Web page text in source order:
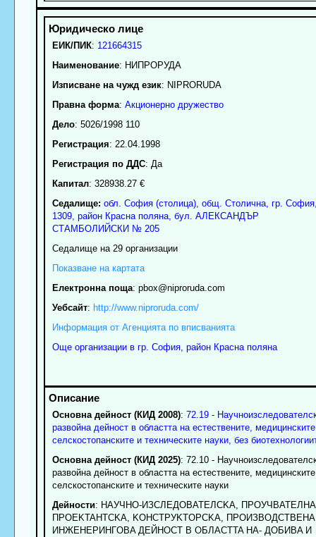
ЕИК/ПИК: 121664315
Наименование: НИПРОРУДА
Изписване на чужд език: NIPRORUDA
Правна форма: Акционерно дружество
Дело: 5026/1998 110
Регистрация: 22.04.1998
Регистрация по ДДС: Да
Капитал: 328938.27 €
Седалище: обл. София (столица), общ. Столична, гр. София
1309, район Красна поляна, бул. АЛЕКСАНДЪР
СТАМБОЛИЙСКИ № 205
Седалище на 29 организации
Показване на картата
Електронна поща: pbox@niproruda.com
Уебсайт: http://www.niproruda.com/
Информация от Агенцията по вписванията
Още организации в гр. София, район Красна поляна
Основна дейност (КИД 2008): 72.19 -
развойна дейност в областта на естествените,
селскостопанските и техническите науки, без
Основна дейност (КИД 2025): 72.10 -
развойна дейност в областта на естествените,
селскостопанските и техническите науки
Дейности: HAУЧHO-ИЗCЛEДOBATEЛCKA,
ПPOEKTAHTCKA, KOHCTPУKTOPCKA,
ИHЖEHEPИHГOBA ДEЙHOCT B OБЛACTTA HA- ДOБИBA И